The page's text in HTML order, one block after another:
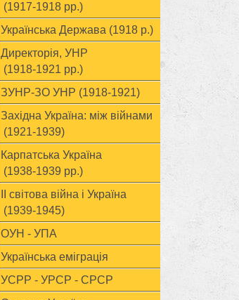
(1917-1918 рр.)
Українська Держава (1918 р.)
Директорія, УНР
(1918-1921 рр.)
ЗУНР-ЗО УНР (1918-1921)
Західна Україна: між війнами
(1921-1939)
Карпатська Україна
(1938-1939 рр.)
ІІ світова війна і Україна
(1939-1945)
ОУН - УПА
Українська еміграція
УСРР - УРСР - СРСР